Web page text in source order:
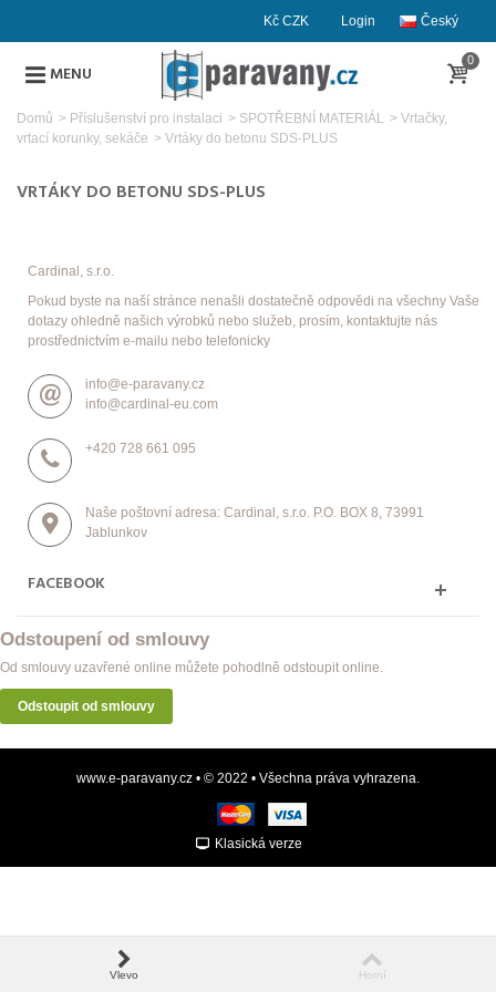
Český
Login
Kč CZK
MENU
0
Domů > Příslušenství pro instalaci > SPOTŘEBNÍ MATERIÁL > Vrtačky,
vrtací korunky, sekáče > Vrtáky do betonu SDS-PLUS
VRTÁKY DO BETONU SDS-PLUS
Cardinal, s.r.o.
Pokud byste na naší stránce nenašli dostatečně odpovědi na všechny Vaše
dotazy ohledně našich výrobků nebo služeb, prosím, kontaktujte nás
prostřednictvím e-mailu nebo telefonicky
info@e-paravany.cz
info@cardinal-eu.com
+420 728 661 095
Naše poštovní adresa: Cardinal, s.r.o. P.O. BOX 8, 73991
Jablunkov
FACEBOOK
Odstoupení od smlouvy
Od smlouvy uzavřené online můžete pohodlně odstoupit online.
Odstoupit od smlouvy
www.e-paravany.cz • © 2022 • Všechna práva vyhrazena.
Klasická verze
Vlevo Horní